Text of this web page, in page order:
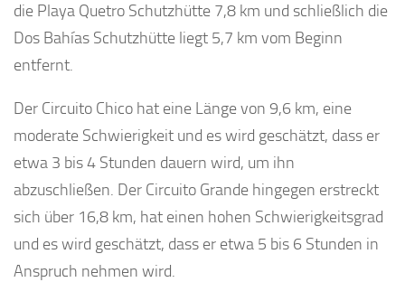
die Playa Quetro Schutzhütte 7,8 km und schließlich die
Dos Bahías Schutzhütte liegt 5,7 km vom Beginn
entfernt.
Der Circuito Chico hat eine Länge von 9,6 km, eine
moderate Schwierigkeit und es wird geschätzt, dass er
etwa 3 bis 4 Stunden dauern wird, um ihn
abzuschließen. Der Circuito Grande hingegen erstreckt
sich über 16,8 km, hat einen hohen Schwierigkeitsgrad
und es wird geschätzt, dass er etwa 5 bis 6 Stunden in
Anspruch nehmen wird.